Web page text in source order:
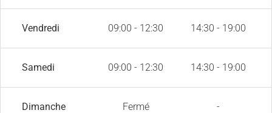
Vendredi 09:00 - 12:30 14:30 - 19:00
Samedi 09:00 - 12:30 14:30 - 19:00
Dimanche Fermé -